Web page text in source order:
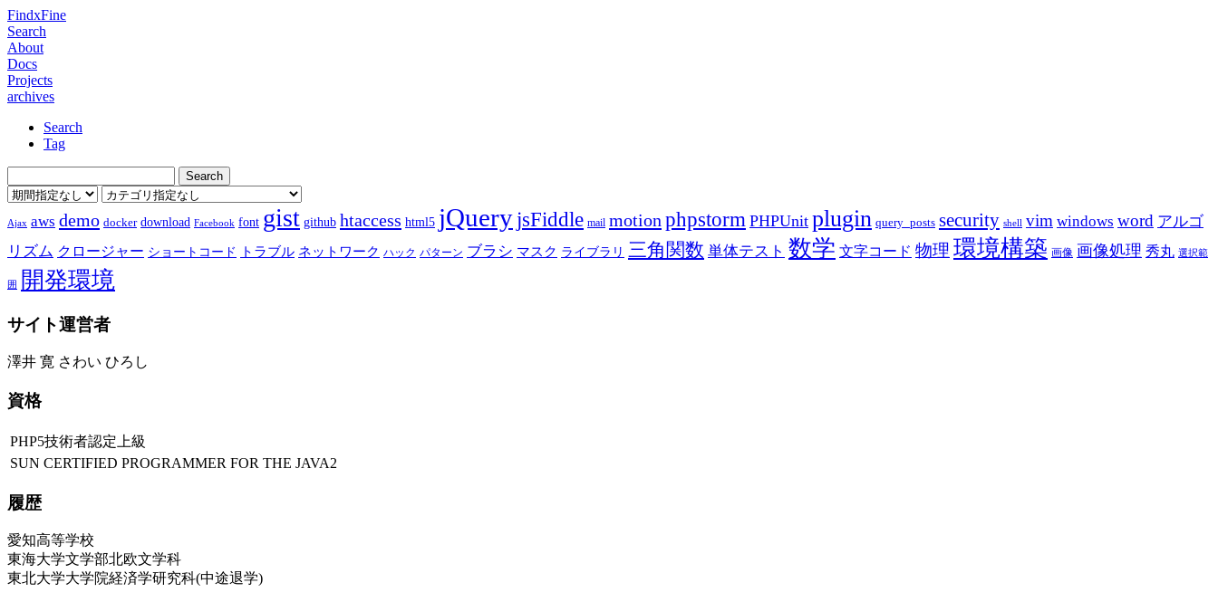
FindxFine
Search
About
Docs
Projects
archives
Search
Tag
Ajax aws demo docker download Facebook font gist github htaccess html5 jQuery jsFiddle mail motion phpstorm PHPUnit plugin query_posts security shell vim windows word アルゴ
リズム クロージャー ショートコード トラブル ネットワーク ハック パターン ブラシ マスク ライブラリ 三角関数 単体テスト 数学 文字コード 物理 環境構築 画像 画像処理 秀丸 選択範
囲 開発環境
サイト運営者
澤井 寛 さわい ひろし
資格
PHP5技術者認定上級
SUN CERTIFIED PROGRAMMER FOR THE JAVA2
履歴
愛知高等学校
東海大学文学部北欧文学科
東北大学大学院経済学研究科(中途退学)